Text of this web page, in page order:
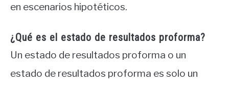
en escenarios hipotéticos.
¿Qué es el estado de resultados proforma?
Un estado de resultados proforma o un
estado de resultados proforma es solo un